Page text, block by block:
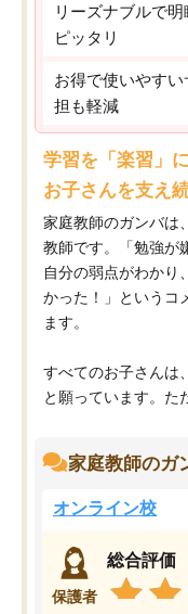
リーズナブルで
ピッタリ
お得で使いやす
担も軽減
学習を「楽習」
お子さんを支え
家庭教師のガンバは
教師です。「勉強が
自分の弱点がわかり
かった！」というコ
ます。
すべてのお子さんは
と願っています。た
家庭教師のガ
オンライン校
保護者
総合評価